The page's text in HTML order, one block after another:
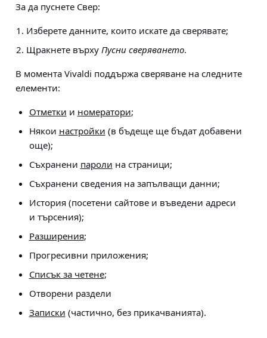
За да пуснете Свер:
Изберете данните, които искате да сверявате;
Щракнете върху Пусни сверяването.
В момента Vivaldi поддържа сверяване на следните
елементи:
Отметки и номератори;
Някои настройки (в бъдеще ще бъдат добавени
още);
Съхранени пароли на страници;
Съхранени сведения на запълващи данни;
История (посетени сайтове и въведени адреси
и търсения);
Разширения;
Прогресивни приложения;
Списък за четене;
Отворени раздели
Записки (частично, без прикачванията).